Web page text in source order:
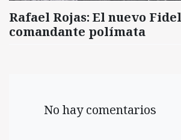
Rafael Rojas: El nuevo
comandante polímata
No hay comentarios